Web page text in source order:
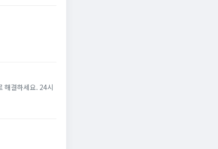
해결하세요. 24시